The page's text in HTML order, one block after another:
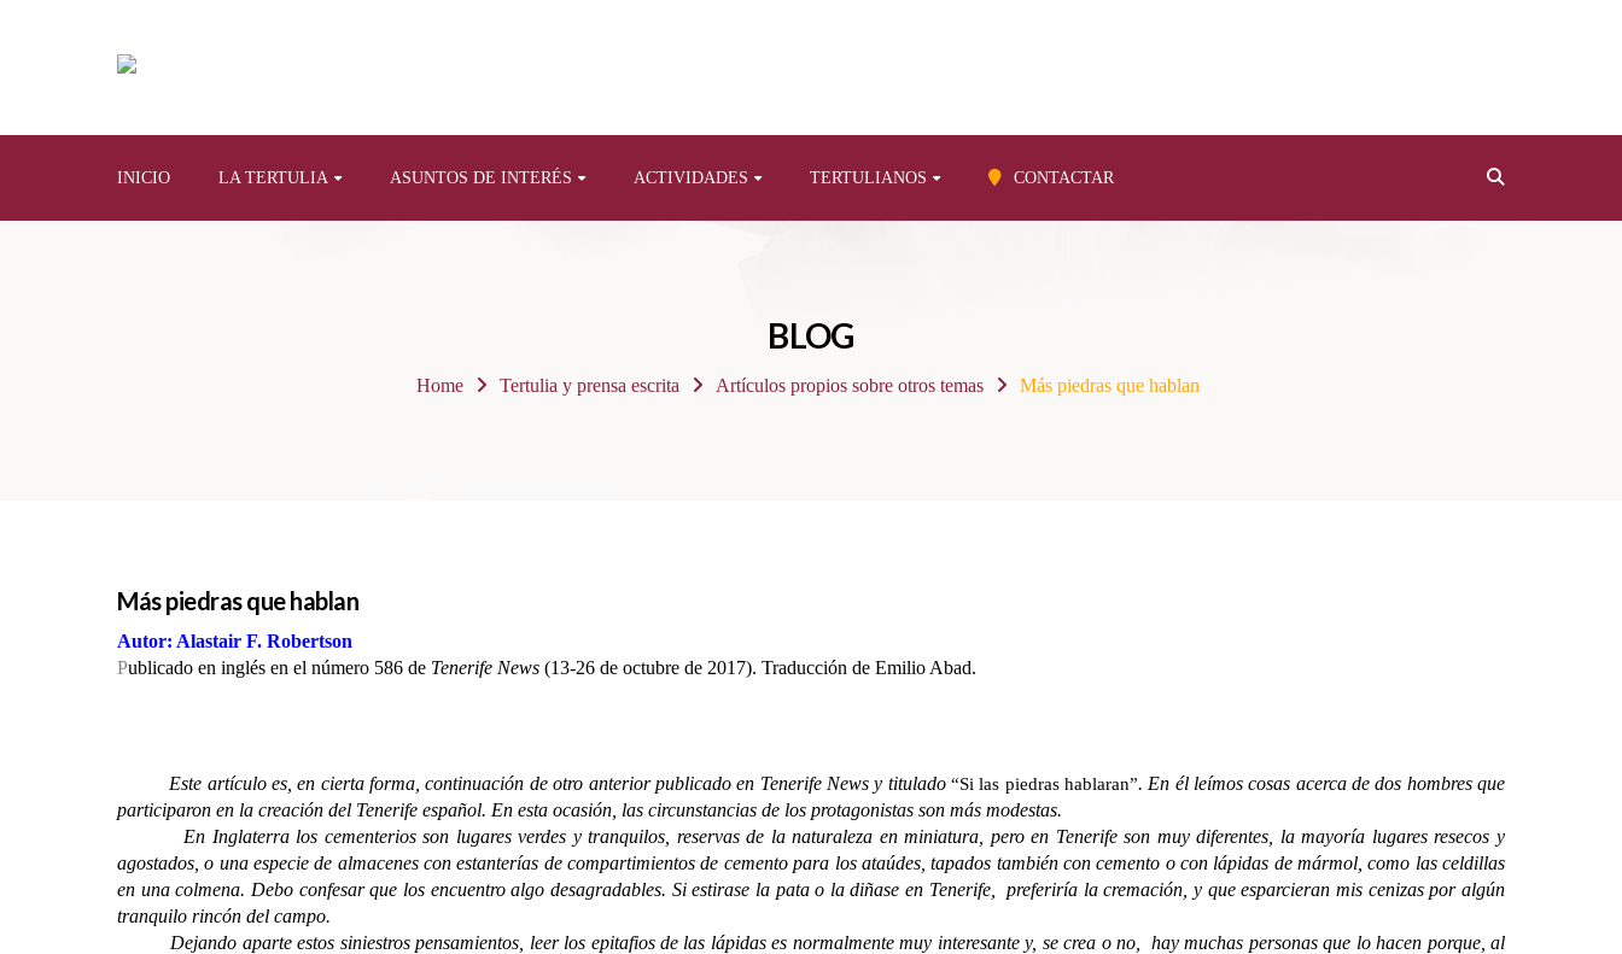
INICIO LA TERTULIA ASUNTOS DE INTERÉS ACTIVIDADES TERTULIANOS CONTACTAR
BLOG
Home Tertulia y prensa escrita Artículos propios sobre otros temas Más piedras que hablan
Más piedras que hablan
Autor: Alastair F. Robertson
Publicado en inglés en el número 586 de Tenerife News (13-26 de octubre de 2017). Traducción de Emilio Abad.
Este artículo es, en cierta forma, continuación de otro anterior publicado en Tenerife News y titulado “Si las piedras hablaran”. En él leímos cosas acerca de dos hombres que
participaron en la creación del Tenerife español. En esta ocasión, las circunstancias de los protagonistas son más modestas.
En Inglaterra los cementerios son lugares verdes y tranquilos, reservas de la naturaleza en miniatura, pero en Tenerife son muy diferentes, la mayoría lugares resecos y
agostados, o una especie de almacenes con estanterías de compartimientos de cemento para los ataúdes, tapados también con cemento o con lápidas de mármol, como las celdillas
en una colmena. Debo confesar que los encuentro algo desagradables. Si estirase la pata o la diñase en Tenerife, preferiría la cremación, y que esparcieran mis cenizas por algún
tranquilo rincón del campo.
Dejando aparte estos siniestros pensamientos, leer los epitafios de las lápidas es normalmente muy interesante y, se crea o no, hay muchas personas que lo hacen porque, al